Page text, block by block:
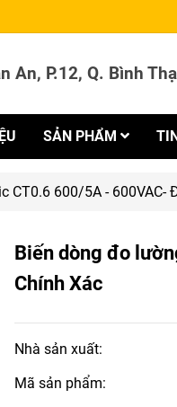
An, P.12, Q. Bình
SẢN PHẨM
CT0.6 600/5A -
Biến dòng đo
Chính Xác
Nhà sản xuất:
Mã sản phẩm: